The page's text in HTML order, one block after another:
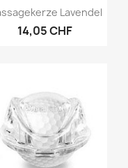
VorschauLavendel
14,05 CHF